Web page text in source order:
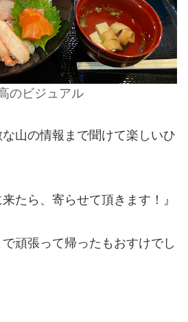
のビジュアル
山の情報まで聞けて楽しいひ
たら、寄らせて頂きます！』
頑張って帰ったもおすけでし